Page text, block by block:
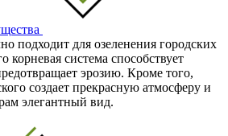
подходит для озеленения городских
корневая система способствует
эрозию. Кроме того,
создает прекрасную атмосферу и
элегантный вид.